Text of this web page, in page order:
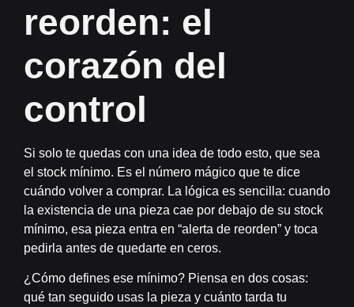
reorden: el
corazón del
control
Si solo te quedas con una idea de todo esto, que sea
el stock mínimo. Es el número mágico que te dice
cuándo volver a comprar. La lógica es sencilla: cuando
la existencia de una pieza cae por debajo de su stock
mínimo, esa pieza entra en “alerta de reorden” y toca
pedirla antes de quedarte en ceros.
¿Cómo defines ese mínimo? Piensa en dos cosas:
qué tan seguido usas la pieza y cuánto tarda tu